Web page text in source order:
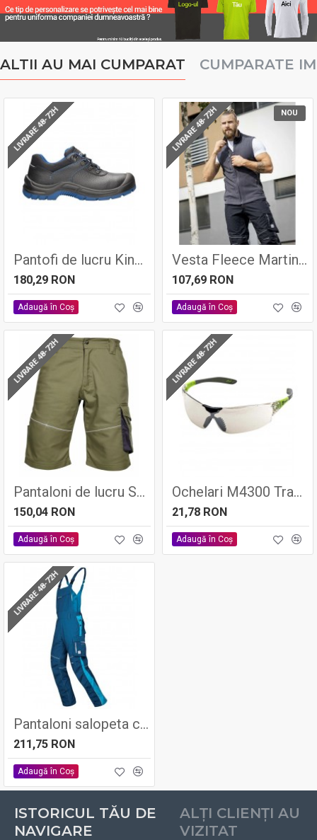
ALTII AU MAI CUMPARAT CUMPARATE
LIVRARE 48-72H
Pantofi de lucru Kinglow S3 - Ardon
180,29 RON
Adaugă în Coş
LIVRARE 48-72H NOU
Vesta Fleece Martin Gri Inchis
107,69 RON
Adaugă în Coş
LIVRARE 48-72H
Pantaloni de lucru SUMMER Kaki, tercot 65/35, 200gr/mp - ARDON
150,04 RON
Adaugă în Coş
LIVRARE 48-72H
Ochelari M4300 Transp
21,78 RON
Adaugă în Coş
LIVRARE 48-72H
Pantaloni salopeta cu pieptar URBAN, 65% poliester - 35% bumbac, 270gr/mp - Ardon
211,75 RON
Adaugă în Coş
ISTORICUL TĂU DE
NAVIGARE
ALȚI CLIENȚI AU
VIZITAT